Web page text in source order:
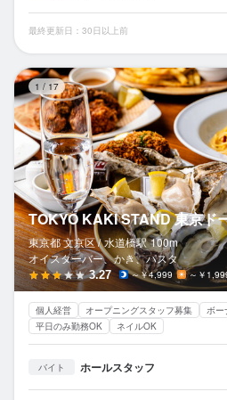
最終更新日：30日以上前
1 / 17
TOKYO KAKI STAND 東京ド
東京都 文京区 / 水道橋駅 100m
オイスターバー、かき、パスタ
3.27 ～￥4,999 ～￥
個人経営 オープニングスタッフ募集 ボー
平日のみ勤務OK
ネイルOK
バイト ホールスタッフ